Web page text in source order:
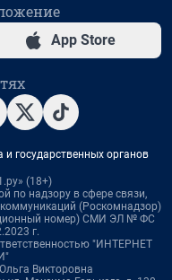
App Store
государственных органов
(18+)
по надзору в сфере связи,
(Роскомнадзор)
номер) СМИ ЭЛ № ФС
г.
"ИНТЕРНЕТ
Викторовна